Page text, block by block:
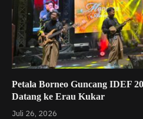
Petala Borneo Guncang IDEF
Datang ke Erau Kukar
Juli 26, 2026